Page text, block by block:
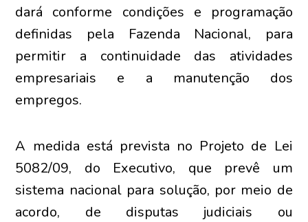
dará conforme condições e programação
definidas pela Fazenda Nacional, para
permitir a continuidade das atividades
empresariais e a manutenção dos
empregos.
A medida está prevista no Projeto de Lei
5082/09, do Executivo, que prevê um
sistema nacional para solução, por meio de
acordo, de disputas judiciais ou